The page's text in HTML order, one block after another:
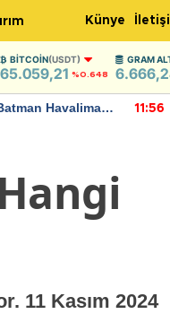
Künye
BITCOIN(USDT)
65.059,21 %0.648
GRAM
Havalimanı
11:56
11 Kasım 2024